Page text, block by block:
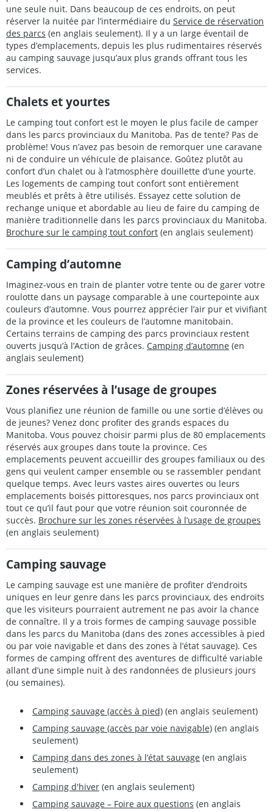
une seule nuit. Dans beaucoup de ces endroits, on peut
réserver la nuitée par l’intermédiaire du Service de réservation
des parcs (en anglais seulement). Il y a un large éventail de
types d’emplacements, depuis les plus rudimentaires réservés
au camping sauvage jusqu’aux plus grands offrant tous les
services.
Chalets et yourtes
Le camping tout confort est le moyen le plus facile de camper
dans les parcs provinciaux du Manitoba. Pas de tente? Pas de
problème! Vous n’avez pas besoin de remorquer une caravane
ni de conduire un véhicule de plaisance. Goûtez plutôt au
confort d’un chalet ou à l’atmosphère douillette d’une yourte.
Les logements de camping tout confort sont entièrement
meublés et prêts à être utilisés. Essayez cette solution de
rechange unique et abordable au lieu de faire du camping de
manière traditionnelle dans les parcs provinciaux du Manitoba.
Brochure sur le camping tout confort (en anglais seulement)
Camping d’automne
Imaginez-vous en train de planter votre tente ou de garer votre
roulotte dans un paysage comparable à une courtepointe aux
couleurs d’automne. Vous pourrez apprécier l’air pur et vivifiant
de la province et les couleurs de l’automne manitobain.
Certains terrains de camping des parcs provinciaux restent
ouverts jusqu’à l’Action de grâces. Camping d’automne (en
anglais seulement)
Zones réservées à l’usage de groupes
Vous planifiez une réunion de famille ou une sortie d’élèves ou
de jeunes? Venez donc profiter des grands espaces du
Manitoba. Vous pouvez choisir parmi plus de 80 emplacements
réservés aux groupes dans toute la province. Ces
emplacements peuvent accueillir des groupes familiaux ou des
gens qui veulent camper ensemble ou se rassembler pendant
quelque temps. Avec leurs vastes aires ouvertes ou leurs
emplacements boisés pittoresques, nos parcs provinciaux ont
tout ce qu’il faut pour que votre réunion soit couronnée de
succès. Brochure sur les zones réservées à l’usage de groupes
(en anglais seulement)
Camping sauvage
Le camping sauvage est une manière de profiter d’endroits
uniques en leur genre dans les parcs provinciaux, des endroits
que les visiteurs pourraient autrement ne pas avoir la chance
de connaître. Il y a trois formes de camping sauvage possible
dans les parcs du Manitoba (dans des zones accessibles à pied
ou par voie navigable et dans des zones à l’état sauvage). Ces
formes de camping offrent des aventures de difficulté variable
allant d’une simple nuit à des randonnées de plusieurs jours
(ou semaines).
Camping sauvage (accès à pied) (en anglais seulement)
Camping sauvage (accès par voie navigable) (en anglais
seulement)
Camping dans des zones à l’état sauvage (en anglais
seulement)
Camping d'hiver (en anglais seulement)
Camping sauvage – Foire aux questions (en anglais